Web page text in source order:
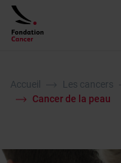
Accueil Les cancers
Cancer de la peau